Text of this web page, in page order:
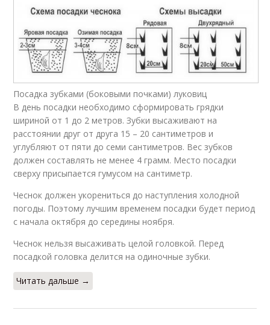
Посадка зубками (боковыми почками) луковиц
В день посадки необходимо сформировать грядки
шириной от 1 до 2 метров. Зубки высаживают на
расстоянии друг от друга 15 – 20 сантиметров и
углубляют от пяти до семи сантиметров. Вес зубков
должен составлять не менее 4 грамм. Место посадки
сверху присыпается гумусом на сантиметр.
Чеснок должен укорениться до наступления холодной
погоды. Поэтому лучшим временем посадки будет период
с начала октября до середины ноября.
Чеснок нельзя высаживать целой головкой. Перед
посадкой головка делится на одиночные зубки.
Читать дальше →